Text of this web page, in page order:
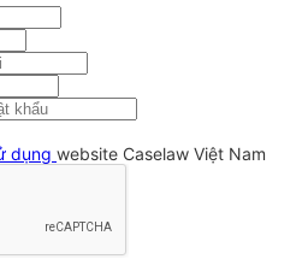
dụng website Caselaw Việt Nam